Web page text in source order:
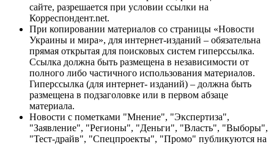
сайте, разрешается при условии ссылки на
Корреспондент.net.
При копировании материалов со страницы «Новости
Украины и мира», для интернет-изданий – обязательна
прямая открытая для поисковых систем гиперссылка.
Ссылка должна быть размещена в независимости от
полного либо частичного использования материалов.
Гиперссылка (для интернет- изданий) – должна быть
размещена в подзаголовке или в первом абзаце
материала.
Новости с пометками "Мнение", "Экспертиза",
"Заявление", "Регионы", "Деньги", "Власть", "Выборы",
"Тест-драйв", "Спецпроекты", "Промо" публикуются на